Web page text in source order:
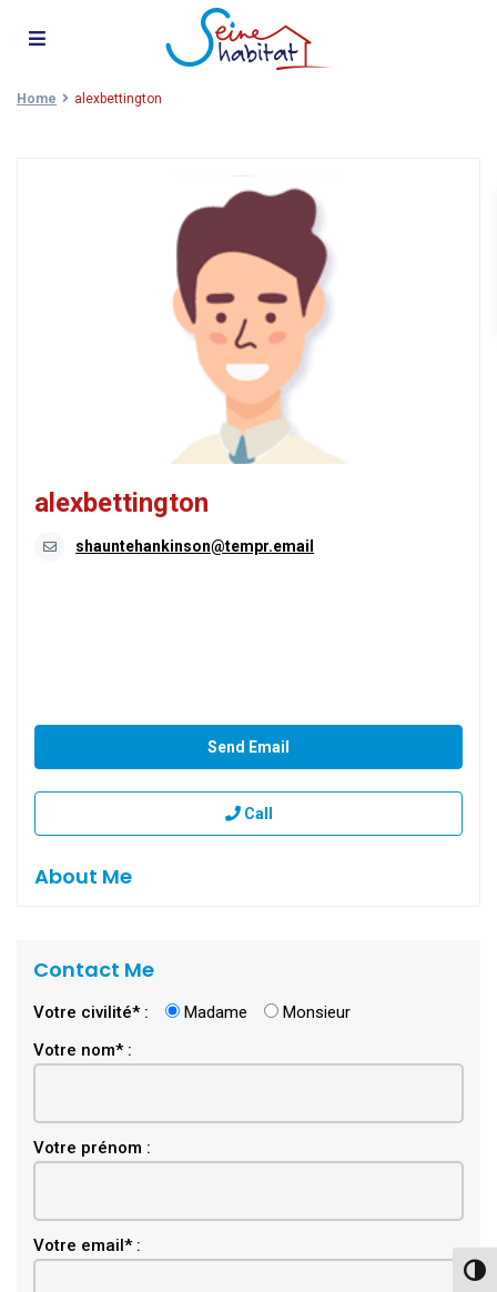
Home alexbettington
alexbettington
shauntehankinson@tempr.email
Send Email
Call
About Me
Contact Me
Votre civilité* : Madame
Monsieur
Votre nom* :
Votre prénom :
Votre email* :